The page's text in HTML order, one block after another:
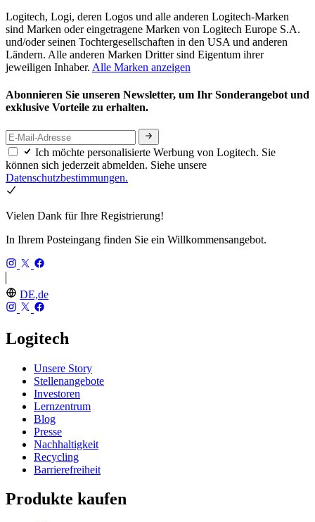
Logitech, Logi, deren Logos und alle anderen Logitech-Marken
sind Marken oder eingetragene Marken von Logitech Europe S.A.
und/oder seinen Tochtergesellschaften in den USA und anderen
Ländern. Alle anderen Marken Dritter sind Eigentum ihrer
jeweiligen Inhaber. Alle Marken anzeigen
Abonnieren Sie unseren Newsletter, um Ihr Sonderangebot und
exklusive Vorteile zu erhalten.
Ich möchte personalisierte Werbung von Logitech. Sie
können sich jederzeit abmelden. Siehe unsere
Datenschutzbestimmungen.
Vielen Dank für Ihre Registrierung!
In Ihrem Posteingang finden Sie ein Willkommensangebot.
DE,de
Logitech
Unsere Story
Stellenangebote
Investoren
Lernzentrum
Blog
Presse
Nachhaltigkeit
Recycling
Barrierefreiheit
Produkte kaufen